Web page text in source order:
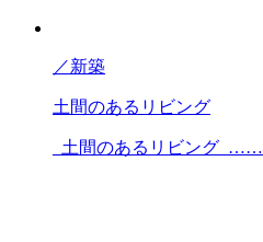
／新築
土間のあるリビング
土間のあるリビング ……